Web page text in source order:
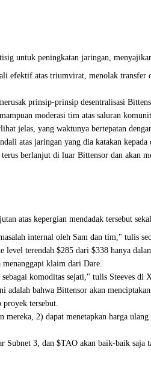
untuk peningkatan jaringan,
efektif atas triumvirat, menolak transfer
prinsip-prinsip desentralisasi
moderasi tim atas saluran
jelas, yang waktunya bertepatan
atas jaringan yang dia katakan
berlanjut di luar Bittensor dan akan
atas kepergian mendadak tersebut
internal oleh Sam dan tim," tulis
level terendah $285 dari $338 hanya
menanggapi klaim dari Dare.
komoditas sejati," tulis Steeves di
bahwa Bittensor akan
proyek tersebut.
2) dapat menetapkan harga
3, dan $TAO akan baik-baik saja